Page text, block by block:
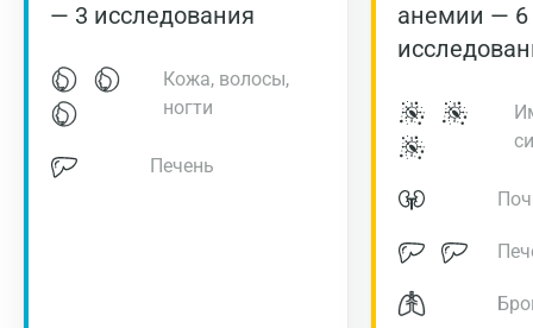
— 3 исследования
Кожа, волосы,
ногти
Печень
анемии — 6